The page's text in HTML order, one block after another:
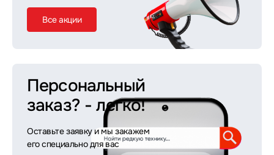
Все акции
Персональный
заказ? - легко!
Оставьте заявку и мы закажем
его специально для вас